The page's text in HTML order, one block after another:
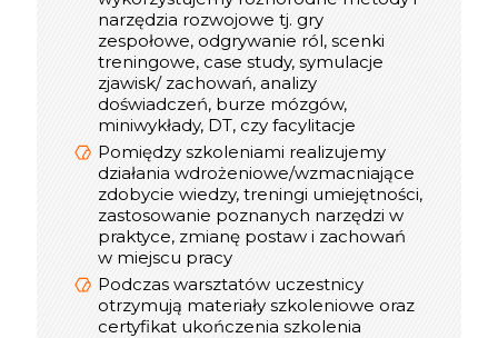
narzędzia rozwojowe tj. gry
zespołowe, odgrywanie ról, scenki
treningowe, case study, symulacje
zjawisk/ zachowań, analizy
doświadczeń, burze mózgów,
miniwykłady, DT, czy facylitacje
Pomiędzy szkoleniami realizujemy
działania wdrożeniowe/wzmacniające
zdobycie wiedzy, treningi umiejętności,
zastosowanie poznanych narzędzi w
praktyce, zmianę postaw i zachowań
w miejscu pracy
Podczas warsztatów uczestnicy
otrzymują materiały szkoleniowe oraz
certyfikat ukończenia szkolenia
konsultant, który dba o jakość
szkolenia
Optymalna liczba Uczestników w
interaktywnym szkoleniu online to 12
osób, w webinarze do 300
Praktyczne
informacje
o szkoleniu stacjonarnym